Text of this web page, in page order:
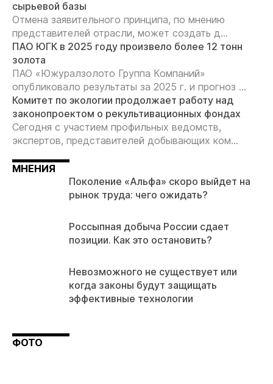
сырьевой базы
Отмена заявительного принципа, по мнению
представителей отрасли, может создать д...
ПАО ЮГК в 2025 году произвело более 12 тонн
золота
ПАО «Южуралзолото Группа Компаний»
опубликовало результаты за 2025 г. и прогноз ...
Комитет по экологии продолжает работу над
законопроектом о рекультивационных фондах
Сегодня с участием профильных ведомств,
экспертов, представителей добывающих ком...
МНЕНИЯ
Поколение «Альфа» скоро выйдет на
рынок труда: чего ожидать?
Россыпная добыча России сдает
позиции. Как это остановить?
Невозможного не существует или
когда законы будут защищать
эффективные технологии
ФОТО